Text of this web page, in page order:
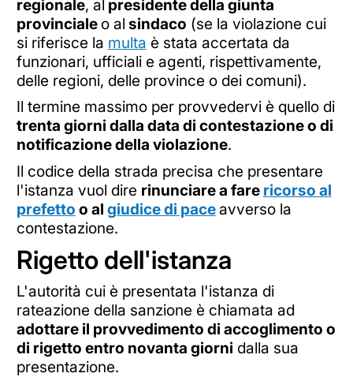
regionale, al presidente della giunta
provinciale o al sindaco (se la violazione cui
si riferisce la multa è stata accertata da
funzionari, ufficiali e agenti, rispettivamente,
delle regioni, delle province o dei comuni).
Il termine massimo per provvedervi è quello di
trenta giorni dalla data di contestazione o di
notificazione della violazione.
Il codice della strada precisa che presentare
l'istanza vuol dire rinunciare a fare ricorso al
prefetto o al giudice di paceavverso la
contestazione.
Rigetto dell'istanza
L'autorità cui è presentata l'istanza di
rateazione della sanzione è chiamata ad
adottare il provvedimento di accoglimento o
di rigetto entro novanta giorni dalla sua
presentazione.